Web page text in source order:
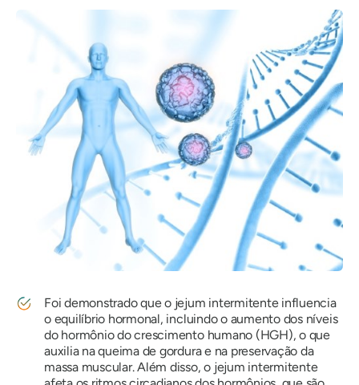
Foi demonstrado que o jejum intermitente influencia
o equilíbrio hormonal, incluindo o aumento dos níveis
do hormônio do crescimento humano (HGH), o que
auxilia na queima de gordura e na preservação da
massa muscular. Além disso, o jejum intermitente